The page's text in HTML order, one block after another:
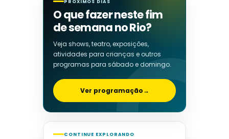
PRÓXIMOS DIAS
O que fazer neste fim
de semana no Rio?
Veja shows, teatro, exposições,
atividades para crianças e outros
programas para sábado e domingo.
Ver programação→
CONTINUE EXPLORANDO